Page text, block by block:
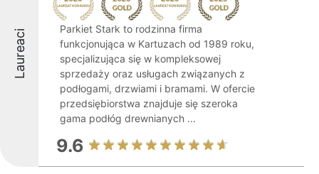
Laureaci
Parkiet Stark to rodzinna firma
funkcjonująca w Kartuzach od 1989 roku,
specjalizująca się w kompleksowej
sprzedaży oraz usługach związanych z
podłogami, drzwiami i bramami. W ofercie
przedsiębiorstwa znajduje się szeroka
gama podłóg drewnianych ...
9.6